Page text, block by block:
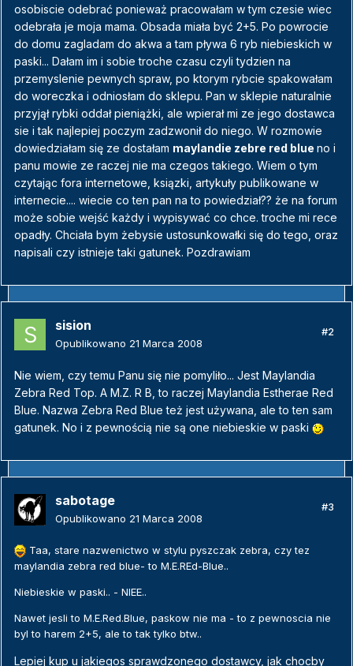
osobiscie odebrać ponieważ pracowałam w tym czesie wiec
odebrała je moja mama. Obsada miała być 2+5. Po powrocie
do domu zagladam do akwa a tam pływa 6 ryb niebieskich w
paski... Dałam im i sobie troche czasu czyli tydzien na
przemyslenie pewnych spraw, po ktorym rybcie spakowałam
do woreczka i odniosłam do sklepu. Pan w sklepie naturalnie
przyjął rybki oddał pieniążki, ale wpierał mi ze jego dostawca
sie i tak najlepiej poczym zadzwonił do niego. W rozmowie
dowiedziałam się ze dostałam maylandie zebre red blue no i
panu mowie ze raczej nie ma czegos takiego. Wiem o tym
czytając fora internetowe, ksiązki, artykuły publikowane w
internecie.... wiecie co ten pan na to powiedział?? że na forum
może sobie wejść każdy i wypisywać co chce. troche mi rece
opadły. Chciała bym żebysie ustosunkowałki się do tego, oraz
napisali czy istnieje taki gatunek. Pozdrawiam
sision
Opublikowano 21 Marca 2008
#2
Nie wiem, czy temu Panu się nie pomyliło... Jest Maylandia
Zebra Red Top. A M.Z. R B, to raczej Maylandia Estherae Red
Blue. Nazwa Zebra Red Blue też jest używana, ale to ten sam
gatunek. No i z pewnością nie są one niebieskie w paski
sabotage
Opublikowano 21 Marca 2008
#3
Taa, stare nazwenictwo w stylu pyszczak zebra, czy tez
maylandia zebra red blue- to M.E.REd-Blue..
Niebieskie w paski.. - NIEE..
Nawet jesli to M.E.Red.Blue, paskow nie ma - to z pewnoscia nie
byl to harem 2+5, ale to tak tylko btw..
Lepiej kup u jakiegos sprawdzonego dostawcy, jak chocby